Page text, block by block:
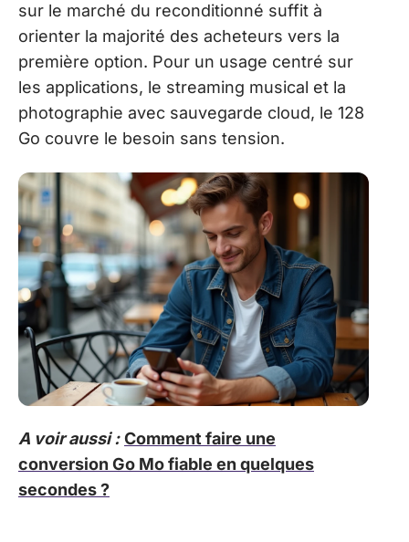
sur le marché du reconditionné suffit à
orienter la majorité des acheteurs vers la
première option. Pour un usage centré sur
les applications, le streaming musical et la
photographie avec sauvegarde cloud, le 128
Go couvre le besoin sans tension.
A voir aussi : Comment faire une
conversion Go Mo fiable en quelques
secondes ?